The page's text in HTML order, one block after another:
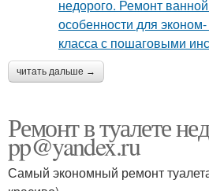
читать дальше →
Ремонт в туалете
pp@yandex.ru
Самый экономный ремонт